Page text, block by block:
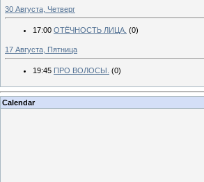
30 Августа, Четверг
17:00 ОТЁЧНОСТЬ ЛИЦА. (0)
17 Августа, Пятница
19:45 ПРО ВОЛОСЫ. (0)
Calendar